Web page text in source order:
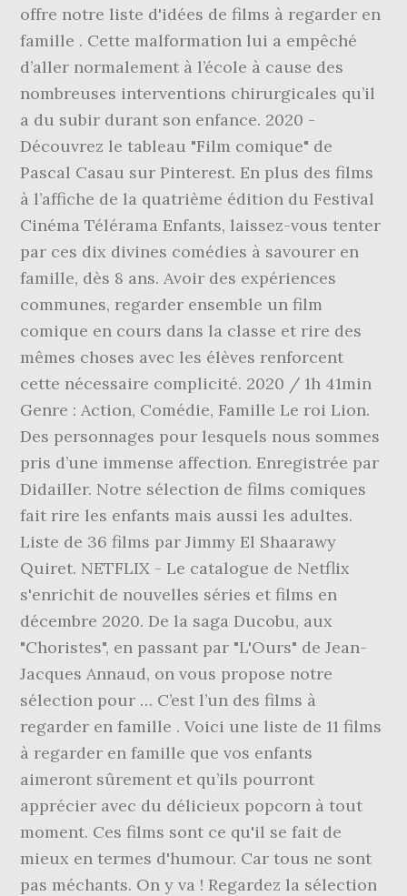
offre notre liste d'idées de films à regarder en
famille . Cette malformation lui a empêché
d’aller normalement à l’école à cause des
nombreuses interventions chirurgicales qu’il
a du subir durant son enfance. 2020 -
Découvrez le tableau "Film comique" de
Pascal Casau sur Pinterest. En plus des films
à l’affiche de la quatrième édition du Festival
Cinéma Télérama Enfants, laissez-vous tenter
par ces dix divines comédies à savourer en
famille, dès 8 ans. Avoir des expériences
communes, regarder ensemble un film
comique en cours dans la classe et rire des
mêmes choses avec les élèves renforcent
cette nécessaire complicité. 2020 / 1h 41min
Genre : Action, Comédie, Famille Le roi Lion.
Des personnages pour lesquels nous sommes
pris d’une immense affection. Enregistrée par
Didailler. Notre sélection de films comiques
fait rire les enfants mais aussi les adultes.
Liste de 36 films par Jimmy El Shaarawy
Quiret. NETFLIX - Le catalogue de Netflix
s'enrichit de nouvelles séries et films en
décembre 2020. De la saga Ducobu, aux
"Choristes", en passant par "L'Ours" de Jean-
Jacques Annaud, on vous propose notre
sélection pour … C’est l’un des films à
regarder en famille . Voici une liste de 11 films
à regarder en famille que vos enfants
aimeront sûrement et qu’ils pourront
apprécier avec du délicieux popcorn à tout
moment. Ces films sont ce qu'il se fait de
mieux en termes d'humour. Car tous ne sont
pas méchants. On y va ! Regardez la sélection